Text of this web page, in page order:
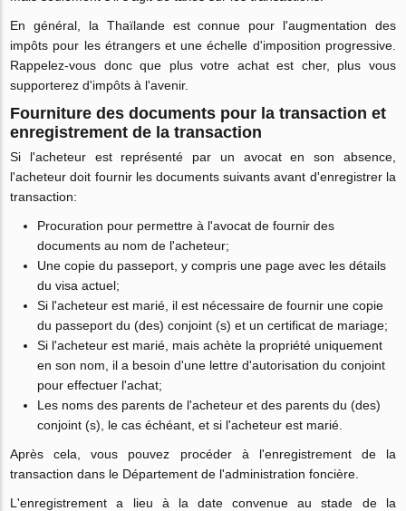
En général, la Thaïlande est connue pour l'augmentation des
impôts pour les étrangers et une échelle d'imposition progressive.
Rappelez-vous donc que plus votre achat est cher, plus vous
supporterez d'impôts à l'avenir.
Fourniture des documents pour la transaction et
enregistrement de la transaction
Si l'acheteur est représenté par un avocat en son absence,
l'acheteur doit fournir les documents suivants avant d'enregistrer la
transaction:
Procuration pour permettre à l'avocat de fournir des
documents au nom de l'acheteur;
Une copie du passeport, y compris une page avec les détails
du visa actuel;
Si l'acheteur est marié, il est nécessaire de fournir une copie
du passeport du (des) conjoint (s) et un certificat de mariage;
Si l'acheteur est marié, mais achète la propriété uniquement
en son nom, il a besoin d'une lettre d'autorisation du conjoint
pour effectuer l'achat;
Les noms des parents de l'acheteur et des parents du (des)
conjoint (s), le cas échéant, et si l'acheteur est marié.
Après cela, vous pouvez procéder à l'enregistrement de la
transaction dans le Département de l'administration foncière.
L'enregistrement a lieu à la date convenue au stade de la